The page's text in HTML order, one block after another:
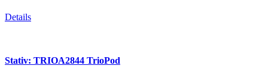
Details
Stativ: TRIOA2844 TrioPod